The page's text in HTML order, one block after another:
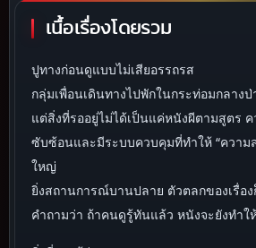
เนื้อเรื่องโดยรวม
ปูทางก่อนดูแบบไม่เสียอรรถรส
กลุ่มเพื่อนเดินทางไปพักในกระท่อมกลาง
แต่สิ่งที่รออยู่ไม่ได้เป็นแค่หนังผีตามสูตร ค
ซับซ้อนและมีระบบควบคุมที่ทำให้ “ความส
ใหญ่
ยิ่งสถานการณ์บานปลาย ตัวตลกของเรื่อ
คำถามว่า ถ้าคนดูรู้ทันแล้ว หนังจะยังทำใ